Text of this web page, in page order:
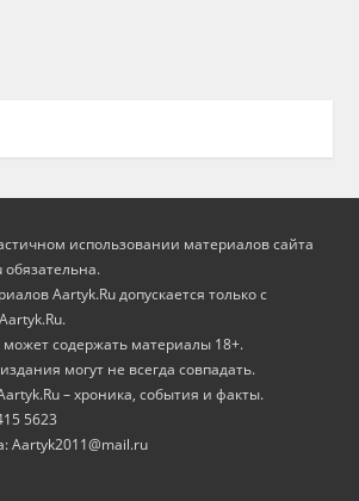
использовании материалов сайта
Aartyk.Ru допускается только с
содержать материалы 18+.
могут не всегда совпадать.
– хроника, события и факты.
5623
Aartyk2011@mail.ru